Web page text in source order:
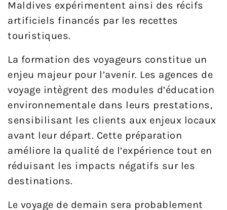
Maldives expérimentent ainsi des récifs
artificiels financés par les recettes
touristiques.
La formation des voyageurs constitue un
enjeu majeur pour l’avenir. Les agences de
voyage intègrent des modules d’éducation
environnementale dans leurs prestations,
sensibilisant les clients aux enjeux locaux
avant leur départ. Cette préparation
améliore la qualité de l’expérience tout en
réduisant les impacts négatifs sur les
destinations.
Le voyage de demain sera probablement